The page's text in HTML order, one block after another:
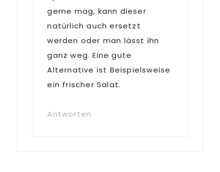
gerne mag, kann dieser
natürlich auch ersetzt
werden oder man lässt ihn
ganz weg. Eine gute
Alternative ist Beispielsweise
ein frischer Salat.
Antworten